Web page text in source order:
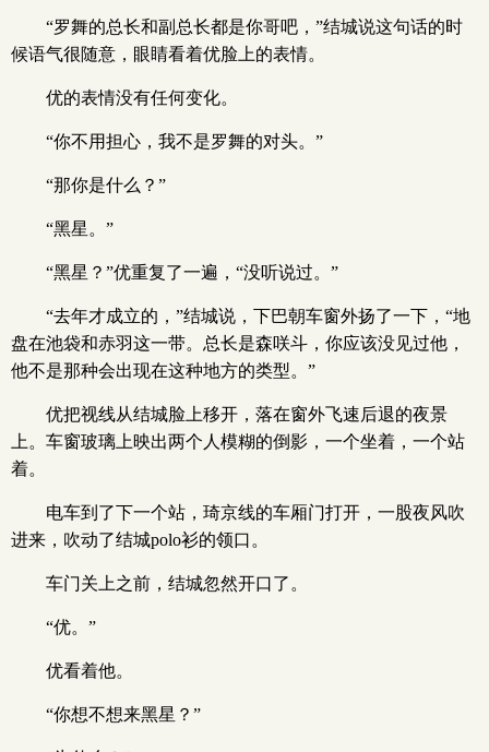
“罗舞的总长和副总长都是你哥吧，”结城说这句话的时
候语气很随意，眼睛看着优脸上的表情。
优的表情没有任何变化。
“你不用担心，我不是罗舞的对头。”
“那你是什么？”
“黑星。”
“黑星？”优重复了一遍，“没听说过。”
“去年才成立的，”结城说，下巴朝车窗外扬了一下，“地
盘在池袋和赤羽这一带。总长是森咲斗，你应该没见过他，
他不是那种会出现在这种地方的类型。”
优把视线从结城脸上移开，落在窗外飞速后退的夜景
上。车窗玻璃上映出两个人模糊的倒影，一个坐着，一个站
着。
电车到了下一个站，琦京线的车厢门打开，一股夜风吹
进来，吹动了结城polo衫的领口。
车门关上之前，结城忽然开口了。
“优。”
优看着他。
“你想不想来黑星？”